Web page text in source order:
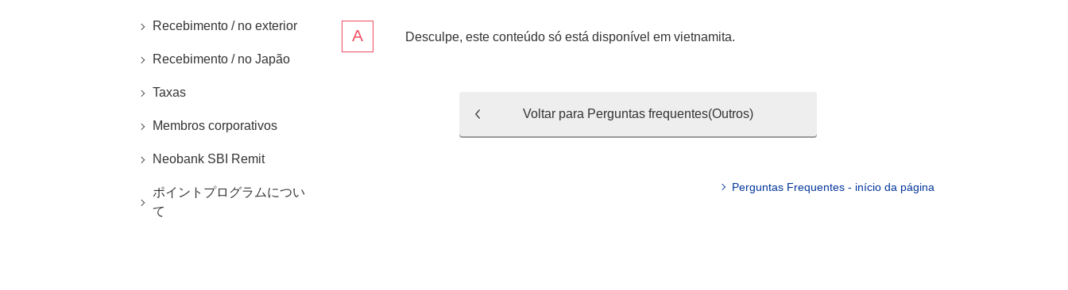
Desculpe, este conteúdo só está disponível emvietnamita.
Voltar para Perguntas frequentes(Outros)
Perguntas Frequentes - início da página
Recebimento / no exterior
Recebimento / no Japão
Taxas
Membros corporativos
Neobank SBI Remit
ポイントプログラムについ
て